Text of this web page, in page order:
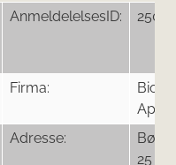
AnmeldelelsesID: 25017
Firma:
ApS
Adresse:
25